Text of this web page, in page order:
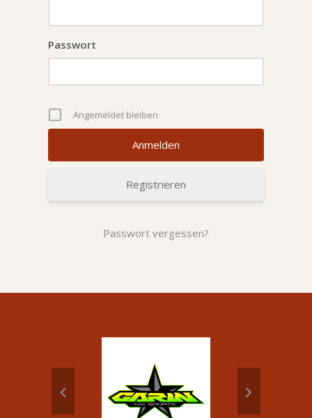
Passwort
Angemeldet bleiben
Registrieren
Passwort vergessen?